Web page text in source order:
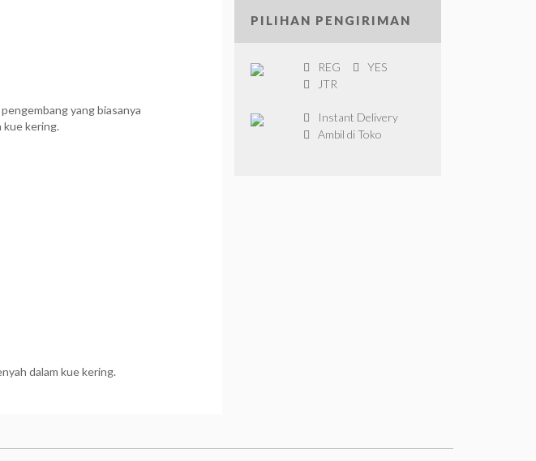
yang biasanya
kue kering.
dalam kue kering.
PILIHAN PENGIRIMAN
REG
YES
JTR
Instant Delivery
Ambil di Toko